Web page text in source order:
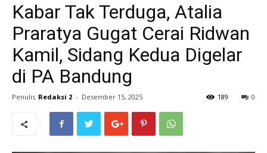
Kabar Tak Terduga, Atalia
Praratya Gugat Cerai Ridwan
Kamil, Sidang Kedua Digelar
di PA Bandung
Penulis Redaksi 2 - Desember 15, 2025 0
189